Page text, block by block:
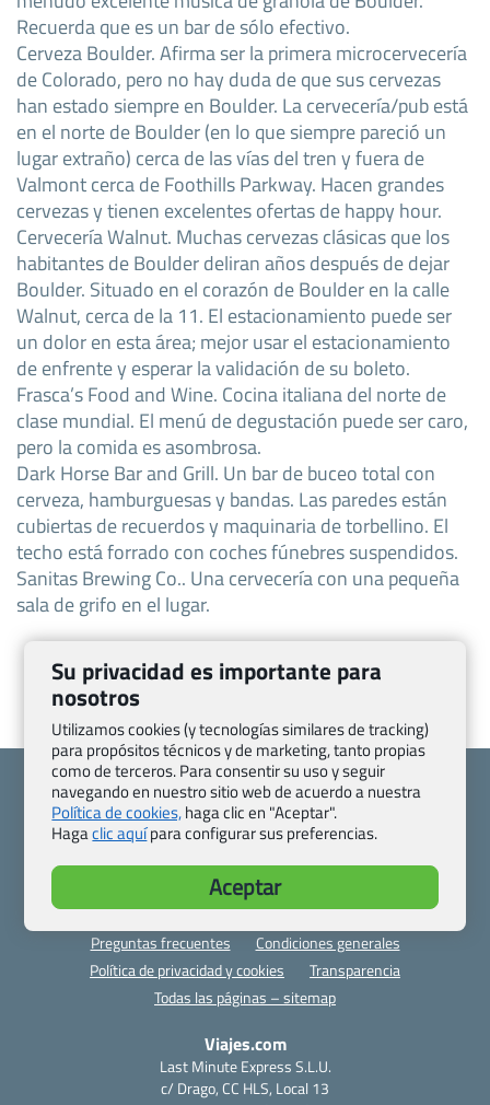
Recuerda que es un bar de sólo efectivo.
Cerveza Boulder. Afirma ser la primera microcervecería
de Colorado, pero no hay duda de que sus cervezas
han estado siempre en Boulder. La cervecería/pub está
en el norte de Boulder (en lo que siempre pareció un
lugar extraño) cerca de las vías del tren y fuera de
Valmont cerca de Foothills Parkway. Hacen grandes
cervezas y tienen excelentes ofertas de happy hour.
Cervecería Walnut. Muchas cervezas clásicas que los
habitantes de Boulder deliran años después de dejar
Boulder. Situado en el corazón de Boulder en la calle
Walnut, cerca de la 11. El estacionamiento puede ser
un dolor en esta área; mejor usar el estacionamiento
de enfrente y esperar la validación de su boleto.
Frasca’s Food and Wine. Cocina italiana del norte de
clase mundial. El menú de degustación puede ser caro,
pero la comida es asombrosa.
Dark Horse Bar and Grill. Un bar de buceo total con
cerveza, hamburguesas y bandas. Las paredes están
cubiertas de recuerdos y maquinaria de torbellino. El
techo está forrado con coches fúnebres suspendidos.
Sanitas Brewing Co.. Una cervecería con una pequeña
sala de grifo en el lugar.
Quienes somos
Contacto
Pasaporte, Visado, Salud y otras disposiciones específicas
Blog de Viajes.com
Registro de agencias
Preguntas frecuentes
Condiciones generales
Política de privacidad y cookies
Transparencia
Todas las páginas – sitemap
Viajes.com
Last Minute Express S.L.U.
c/ Drago, CC HLS, Local 13
Su privacidad es importante para
nosotros
Utilizamos cookies (y tecnologías similares de tracking)
para propósitos técnicos y de marketing, tanto propias
como de terceros. Para consentir su uso y seguir
navegando en nuestro sitio web de acuerdo a nuestra
Política de cookies,haga clic en "Aceptar".
Hagaclic aquípara configurar sus preferencias.
Aceptar